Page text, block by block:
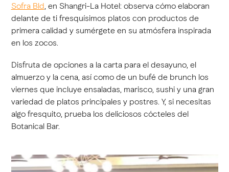
Sofra Bld, en Shangri-La Hotel: observa cómo elaboran
delante de ti fresquísimos platos con productos de
primera calidad y sumérgete en su atmósfera inspirada
en los zocos.
Disfruta de opciones a la carta para el desayuno, el
almuerzo y la cena, así como de un bufé de brunch los
viernes que incluye ensaladas, marisco, sushi y una gran
variedad de platos principales y postres. Y, si necesitas
algo fresquito, prueba los deliciosos cócteles del
Botanical Bar.